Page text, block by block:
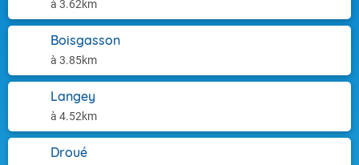
à 3.62km
Boisgasson
à 3.85km
Langey
à 4.52km
Droué